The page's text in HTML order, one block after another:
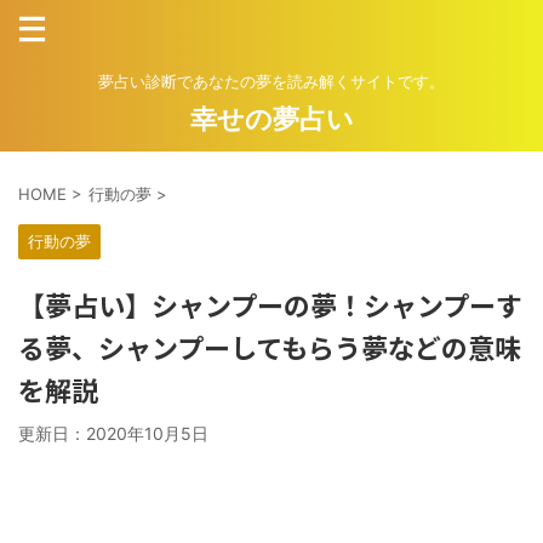
夢占い診断であなたの夢を読み解くサイトです。
幸せの夢占い
HOME > 行動の夢 >
行動の夢
【夢占い】シャンプーの夢！シャンプーす
る夢、シャンプーしてもらう夢などの意味
を解説
更新日： 2020年10月5日